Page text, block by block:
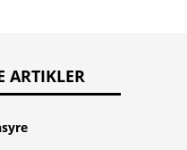
ARTIKLER